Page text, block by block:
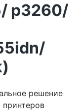
p3260/
решение